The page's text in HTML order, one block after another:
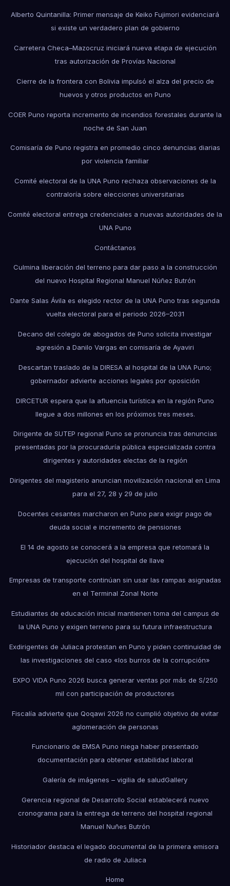
Alberto Quintanilla: Primer mensaje de Keiko Fujimori evidenciará
si existe un verdadero plan de gobierno
Carretera Checa–Mazocruz iniciará nueva etapa de ejecución
tras autorización de Provías Nacional
Cierre de la frontera con Bolivia impulsó el alza del precio de
huevos y otros productos en Puno
COER Puno reporta incremento de incendios forestales durante la
noche de San Juan
Comisaría de Puno registra en promedio cinco denuncias diarias
por violencia familiar
Comité electoral de la UNA Puno rechaza observaciones de la
contraloría sobre elecciones universitarias
Comité electoral entrega credenciales a nuevas autoridades de la
UNA Puno
Contáctanos
Culmina liberación del terreno para dar paso a la construcción
del nuevo Hospital Regional Manuel Núñez Butrón
Dante Salas Ávila es elegido rector de la UNA Puno tras segunda
vuelta electoral para el periodo 2026–2031
Decano del colegio de abogados de Puno solicita investigar
agresión a Danilo Vargas en comisaría de Ayaviri
Descartan traslado de la DIRESA al hospital de la UNA Puno;
gobernador advierte acciones legales por oposición
DIRCETUR espera que la afluencia turística en la región Puno
llegue a dos millones en los próximos tres meses.
Dirigente de SUTEP regional Puno se pronuncia tras denuncias
presentadas por la procuraduría pública especializada contra
dirigentes y autoridades electas de la región
Dirigentes del magisterio anuncian movilización nacional en Lima
para el 27, 28 y 29 de julio
Docentes cesantes marcharon en Puno para exigir pago de
deuda social e incremento de pensiones
El 14 de agosto se conocerá a la empresa que retomará la
ejecución del hospital de Ilave
Empresas de transporte continúan sin usar las rampas asignadas
en el Terminal Zonal Norte
Estudiantes de educación inicial mantienen toma del campus de
la UNA Puno y exigen terreno para su futura infraestructura
Exdirigentes de Juliaca protestan en Puno y piden continuidad de
las investigaciones del caso «los burros de la corrupción»
EXPO VIDA Puno 2026 busca generar ventas por más de S/250
mil con participación de productores
Fiscalía advierte que Qoqawi 2026 no cumplió objetivo de evitar
aglomeración de personas
Funcionario de EMSA Puno niega haber presentado
documentación para obtener estabilidad laboral
Galería de imágenes – vigilia de saludGallery
Gerencia regional de Desarrollo Social establecerá nuevo
cronograma para la entrega de terreno del hospital regional
Manuel Nuñes Butrón
Historiador destaca el legado documental de la primera emisora
de radio de Juliaca
Home